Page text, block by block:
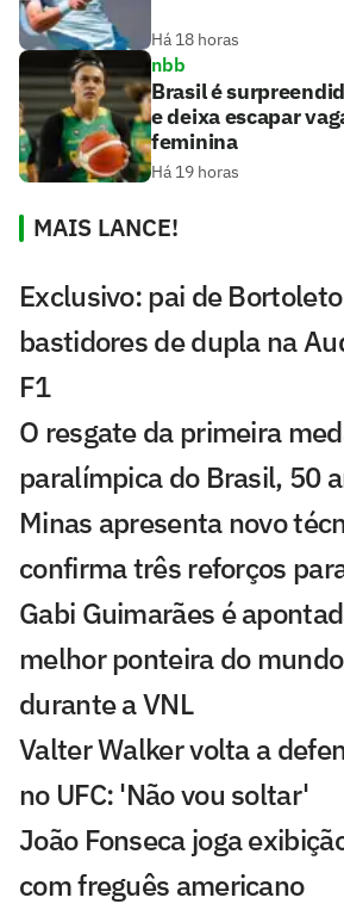
Há 18 horas
nbb
Brasil é
e deixa escapar
feminina
Há 19 horas
MAIS LANCE!
Exclusivo: pai de
bastidores de dupla na
F1
O resgate da primeira
paralímpica do Brasil, 50
Minas apresenta novo
confirma três reforços
Gabi Guimarães é
melhor ponteira do
durante a VNL
Valter Walker volta a
no UFC: 'Não vou soltar'
João Fonseca joga
com freguês americano